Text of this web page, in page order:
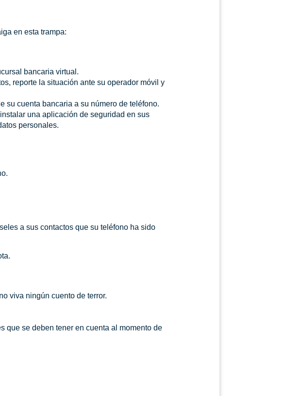
en esta trampa:
bancaria virtual.
reporte la situación ante su operador móvil y
su cuenta bancaria a su número de teléfono.
una aplicación de seguridad en sus
personales.
a sus contactos que su teléfono ha sido
viva ningún cuento de terror.
que se deben tener en cuenta al momento de